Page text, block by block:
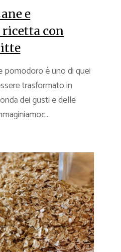
e
ricetta con
pomodoro è uno di quei
trasformato in
dei gusti e delle